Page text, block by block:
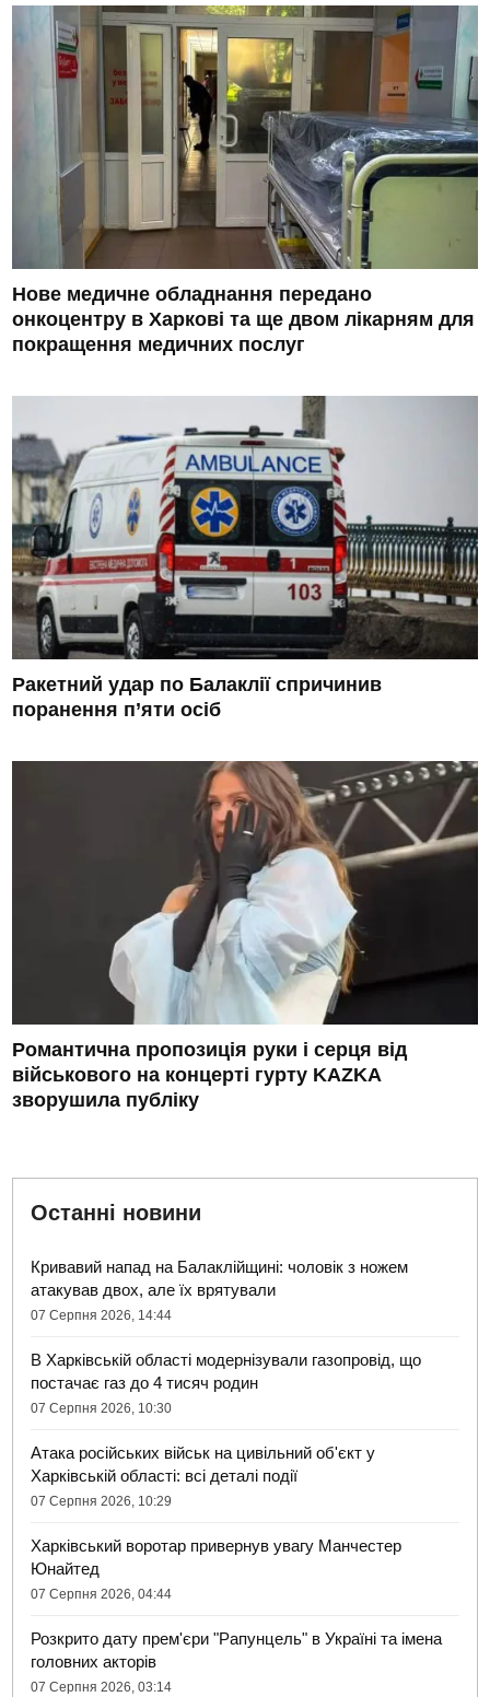
Нове медичне обладнання передано
онкоцентру в Харкові та ще двом лікарням для
покращення медичних послуг
Ракетний удар по Балаклії спричинив
поранення п’яти осіб
Романтична пропозиція руки і серця від
військового на концерті гурту KAZKA
зворушила публіку
Останні новини
Кривавий напад на Балаклійщині: чоловік з ножем
атакував двох, але їх врятували
07 Серпня 2026, 14:44
В Харківській області модернізували газопровід, що
постачає газ до 4 тисяч родин
07 Серпня 2026, 10:30
Атака російських військ на цивільний об'єкт у
Харківській області: всі деталі події
07 Серпня 2026, 10:29
Харківський воротар привернув увагу Манчестер
Юнайтед
07 Серпня 2026, 04:44
Розкрито дату прем'єри "Рапунцель" в Україні та імена
головних акторів
07 Серпня 2026, 03:14